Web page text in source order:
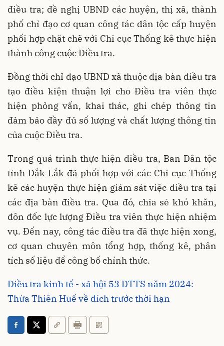
điều tra; đề nghị UBND các huyện, thị xã, thành
phố chỉ đạo cơ quan công tác dân tộc cấp huyện
phối hợp chặt chẽ với Chi cục Thống kê thực hiện
thành công cuộc Điều tra.
Đồng thời chỉ đạo UBND xã thuộc địa bàn điều tra
tạo điều kiện thuận lợi cho Điều tra viên thực
hiện phỏng vấn, khai thác, ghi chép thông tin
đảm bảo đầy đủ số lượng và chất lượng thông tin
của cuộc Điều tra.
Trong quá trình thực hiện điều tra, Ban Dân tộc
tỉnh Đắk Lắk đã phối hợp với các Chi cục Thống
kê các huyện thực hiện giám sát việc điều tra tại
các địa bàn điều tra. Qua đó, chia sẻ khó khăn,
đôn đốc lực lượng Điều tra viên thực hiện nhiệm
vụ. Đến nay, công tác điều tra đã thực hiện xong,
cơ quan chuyên môn tổng hợp, thống kê, phân
tích số liệu để công bố chính thức.
Điều tra kinh tế - xã hội 53 DTTS năm 2024:
Thừa Thiên Huế về đích trước thời hạn